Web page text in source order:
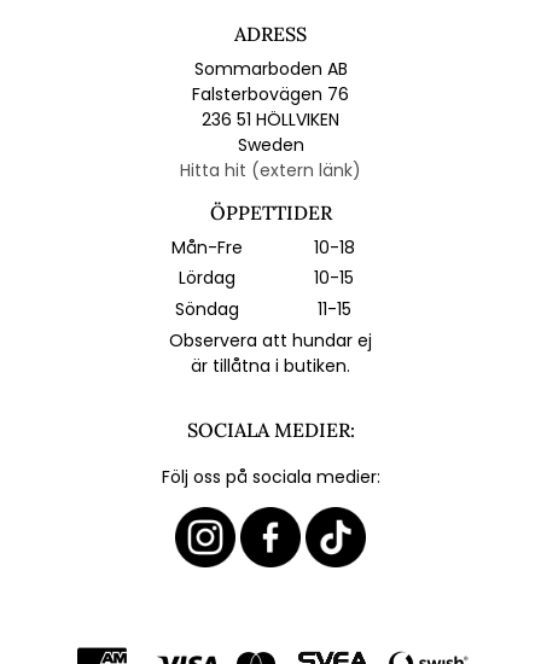
ADRESS
Sommarboden AB
Falsterbovägen 76
236 51 HÖLLVIKEN
Sweden
Hitta hit (extern länk)
ÖPPETTIDER
Mån-Fre
10-18
Lördag
10-15
Söndag
11-15
Observera att hundar ej
är tillåtna i butiken.
SOCIALA MEDIER:
Följ oss på sociala medier: